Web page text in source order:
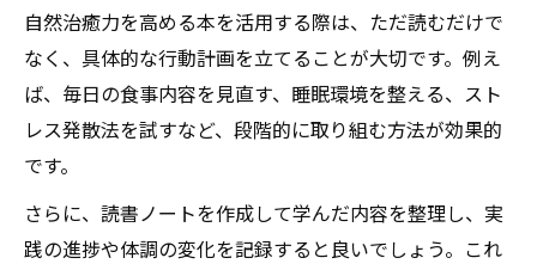
自然治癒力を高める本を活用する際は、ただ読むだけで
なく、具体的な行動計画を立てることが大切です。例え
ば、毎日の食事内容を見直す、睡眠環境を整える、スト
レス発散法を試すなど、段階的に取り組む方法が効果的
です。
さらに、読書ノートを作成して学んだ内容を整理し、実
践の進捗や体調の変化を記録すると良いでしょう。これ